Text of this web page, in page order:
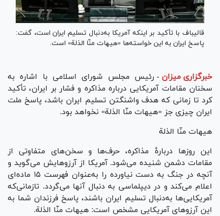
قالیباف با تأکید بر اینکه آمریکا به‌دنبال تسلیم ایران است، گفت:
پاسخ ایران به این خواسته‌ها «هیهات منّا الذلة» است.
خبرگزاری میزان - رئیس مجلس شورای اسلامی با اشاره به
سخنان مقامات آمریکایی درباره مذاکره و فشار بر ایران، تأکید
کرد تا زمانی که هدف واشنگتن تسلیم ایران باشد، پاسخ ملت
ایران چیزی جز «هیهات منّا الذلة» نخواهد بود.
هیهات منّا الذلة
این روز‌ها دربارۀ مذاکره، حرف‌ها و سخن‌های متفاوتی از
مقامات دشمن شنیده می‌شود. آمریکا از آرزوهایش می‌گوید و
آنچه در جنگ به دست نیاورده را به‌عنوان فهرست ۱۵ ماده‌ای
اعلام می‌کند و در دیپلماسی به دنبال آنها می‌گردد. تازمانی‌که
آمریکایی‌ها به‌دنبال تسلیم ایران باشند، پاسخ فرزندان شما به
این آرزو‌های آمریکایی مشخص است: هیهات منّا الذلة.